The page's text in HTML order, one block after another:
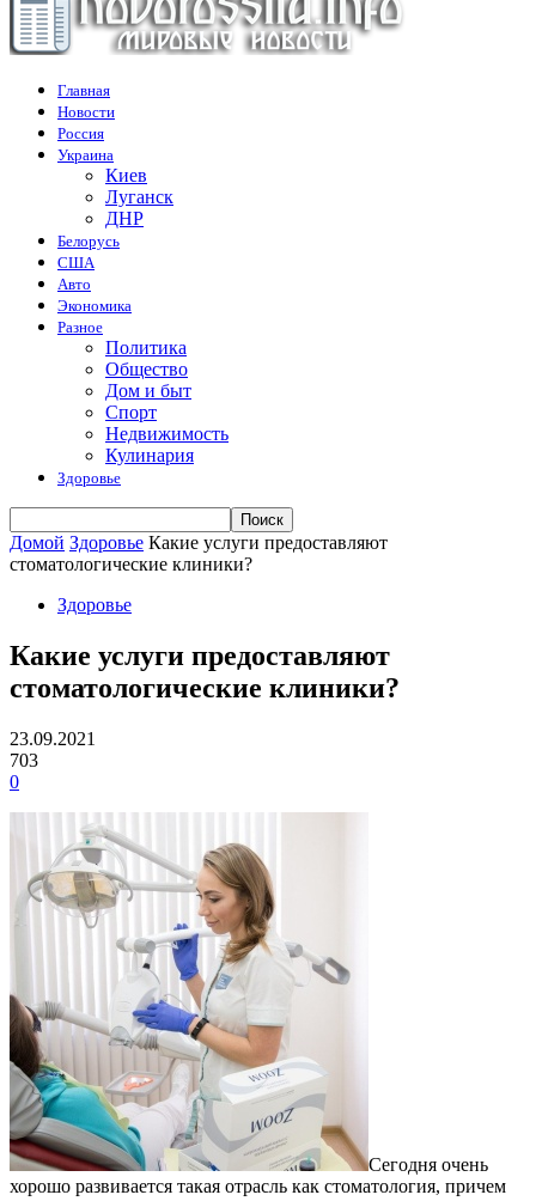
Главная
Новости
Россия
Украина
Киев
Луганск
ДНР
Белорусь
США
Авто
Экономика
Разное
Политика
Общество
Дом и быт
Спорт
Недвижимость
Кулинария
Здоровье
Домой Здоровье Какие услуги предоставляют
стоматологические клиники?
Здоровье
Какие услуги предоставляют
стоматологические клиники?
23.09.2021
703
0
Сегодня очень
хорошо развивается такая отрасль как стоматология, причем